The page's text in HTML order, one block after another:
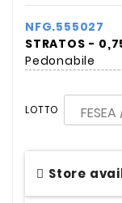
NFG.555027
STRATOS -
Pedonabile
LOTTO
Store